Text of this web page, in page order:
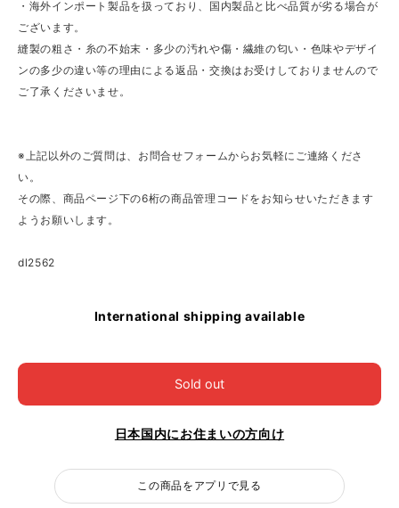
・海外インポート製品を扱っており、国内製品と比べ品質が劣る場合が
ございます。
縫製の粗さ・糸の不始末・多少の汚れや傷・繊維の匂い・色味やデザイ
ンの多少の違い等の理由による返品・交換はお受けしておりませんので
ご了承くださいませ。
※上記以外のご質問は、お問合せフォームからお気軽にご連絡くださ
い。
その際、商品ページ下の6桁の商品管理コードをお知らせいただきます
ようお願いします。
dl2562
International shipping available
Sold out
日本国内にお住まいの方向け
この商品をアプリで見る